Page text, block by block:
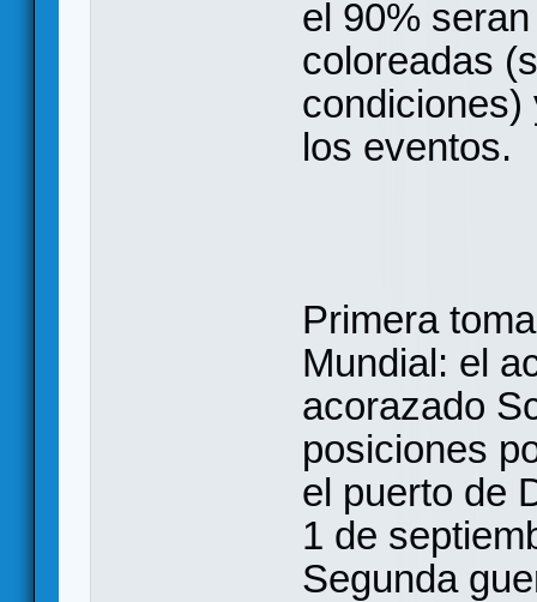
el 90%
coloreadas
condiciones)
los eventos.
Primera
Mundial: el
acorazado
posiciones
el puerto de
1 de
Segunda